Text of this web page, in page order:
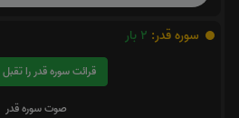
سوره قدر: 2 بار
قرائت سوره قدر را تقبل میکنم
صوت سوره قدر